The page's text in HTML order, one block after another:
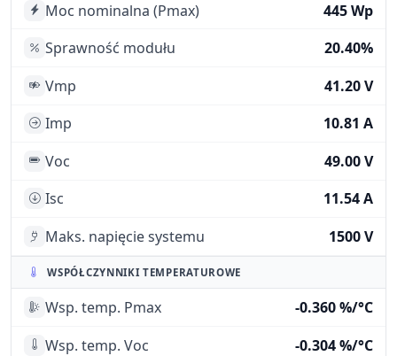
Moc nominalna (Pmax)
445 Wp
Sprawność modułu
20.40%
Vmp
41.20 V
Imp
10.81 A
Voc
49.00 V
Isc
11.54 A
Maks. napięcie systemu
1500 V
WSPÓŁCZYNNIKI TEMPERATUROWE
Wsp. temp. Pmax
-0.360 %/°C
Wsp. temp. Voc
-0.304 %/°C